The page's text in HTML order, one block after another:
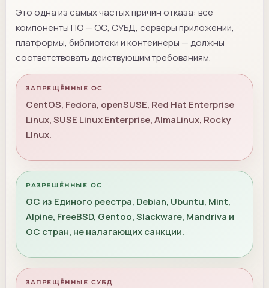
Это одна из самых частых причин отказа: все
компоненты ПО — ОС, СУБД, серверы приложений,
платформы, библиотеки и контейнеры — должны
соответствовать действующим требованиям.
ЗАПРЕЩЁННЫЕ ОС
CentOS, Fedora, openSUSE, Red Hat Enterprise
Linux, SUSE Linux Enterprise, AlmaLinux, Rocky
Linux.
РАЗРЕШЁННЫЕ ОС
ОС из Единого реестра, Debian, Ubuntu, Mint,
Alpine, FreeBSD, Gentoo, Slackware, Mandriva и
ОС стран, не налагающих санкции.
ЗАПРЕЩЁННЫЕ СУБД